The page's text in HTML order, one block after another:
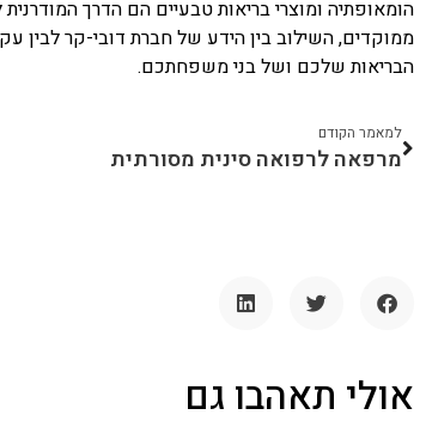
הומאופתיה ומוצרי בריאות טבעיים הם הדרך
ממוקדים, השילוב בין הידע של חברת דובי-קר לבין
הבריאות שלכם ושל בני משפחתכם.
למאמר הקודם
מרפאה לרפואה סינית מסורתית
אולי תאהבו גם